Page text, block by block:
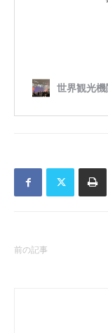
前の記事